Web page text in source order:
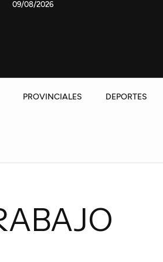
en Los Espinillos y
09/08/2026
PROVINCIALES DEPORTES